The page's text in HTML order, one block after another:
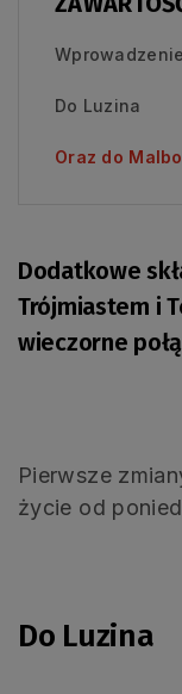
Do Luzina
Oraz do
Dodatkowe
Trójmiastem i
wieczorne
Pierwsze
życie od
Do Luzina